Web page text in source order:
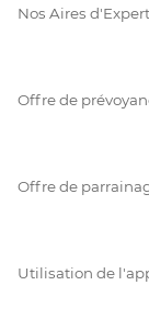
Nos Aires
Offre de
Offre de
Utilisation de